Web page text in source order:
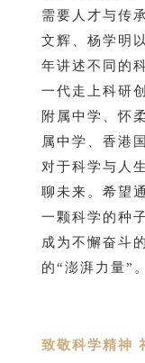
需要人才与传
文辉、杨学明
年讲述不同的
一代走上科研
附属中学、怀
属中学、香港
对于科学与人
聊未来。希望
一颗科学的种
成为不懈奋斗
的“澎湃力量”。
致敬科学精神